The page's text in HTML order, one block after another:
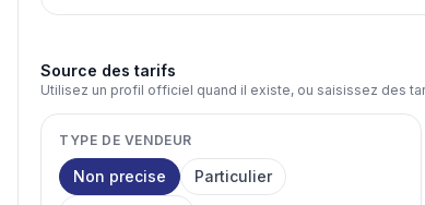
Source des tarifs
Utilisez un profil officiel quand il existe, ou saisissez des
TYPE DE VENDEUR
Non precise
Particulier